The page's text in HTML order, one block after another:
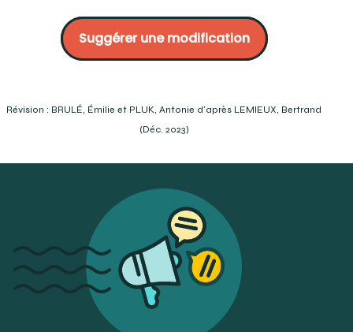
terminologique. OQLF :gencive libre (gouv.qc.ca)
LEMIEUX, Bertrand, D.D.S. (2001) Dictionnaire des termes
de médecine dentaire en usage au Québec. Beaupré,
Montpetit (2021). Dans le texte COOP Structures
buccodentaires I #29353, Cégep Édouard-Montpetit.
Glossary of Prosthodontic Terms, Ninth Edition. Journal of
Terms (academyofprosthodontics.org)
Suggérer une modification
Révision : BRULÉ, Émilie et PLUK, Antonie d'après LEMIEUX, Bertrand
(Déc. 2023)